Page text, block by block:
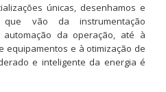
únicas, desenhamos e
que vão da instrumentação
da operação, até à
equipamentos e à otimização de
e inteligente da energia é